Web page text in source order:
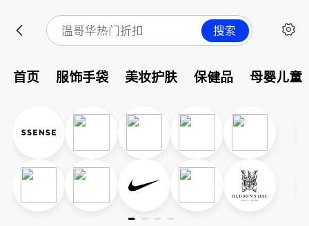
搜索
首页 服饰手袋 美妆护肤 保健品 母婴儿童